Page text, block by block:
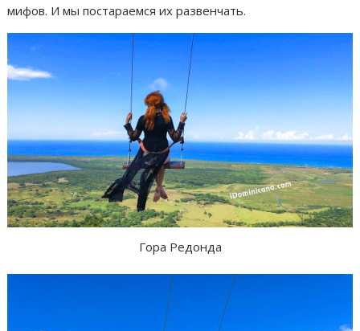
мифов. И мы постараемся их развенчать.
Гора Редонда